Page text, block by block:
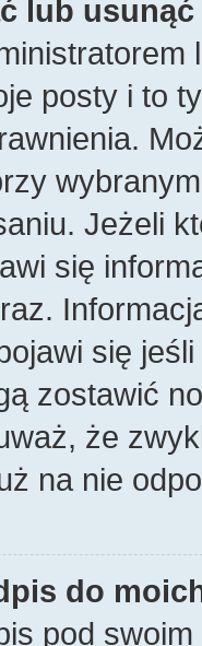
lub
posty i to
Jeżeli
się
się
zostawić
że
na nie
do
pod